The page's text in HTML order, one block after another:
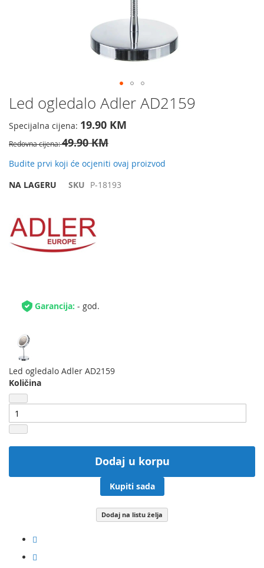
Preskočite
na
početak
galerije
slika
Led ogledalo Adler AD2159
Specijalna cijena 19.90 KM
Redovna cijena 49.90 KM
Budite prvi koji će ocjeniti ovaj proizvod
NA LAGERU
SKU P-18193
Garancija: - god.
Led ogledalo Adler AD2159
Količina
Dodaj u korpu
Kupiti sada
Dodaj na listu želja